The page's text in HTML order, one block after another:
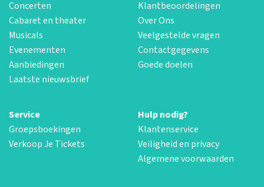
Concerten
Cabaret en theater
Musicals
Evenementen
Aanbiedingen
Laatste nieuwsbrief
Klantbeoordelingen
Over Ons
Veelgestelde vragen
Contactgegevens
Goede doelen
Service
Groepsboekingen
Verkoop Je Tickets
Hulp nodig?
Klantenservice
Veiligheid en privacy
Algemene voorwaarden